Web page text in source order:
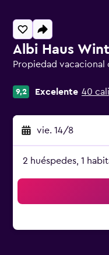
Albi Haus
Propiedad vacacional
9,2 Excelente 40
vie. 14/8
2 huéspedes, 1